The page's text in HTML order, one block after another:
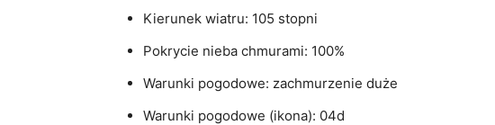
Kierunek wiatru: 105 stopni
Pokrycie nieba chmurami: 100%
Warunki pogodowe: zachmurzenie duże
Warunki pogodowe (ikona): 04d